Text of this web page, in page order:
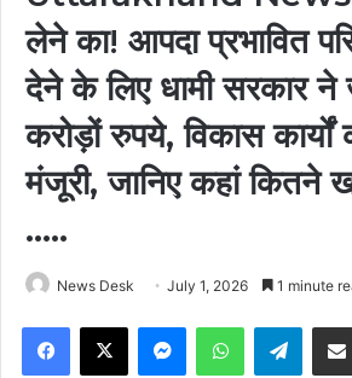
लेने का! आपदा प्रभावित
देने के लिए धामी सरकार ने
करोड़ों रुपये, विकास कार्यों
मंजूरी, जानिए कहां कितने
…..
News Desk July 1, 2026 1 minute
Facebook
X MessengerWhatsApp